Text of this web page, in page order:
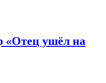
«Отец ушёл на